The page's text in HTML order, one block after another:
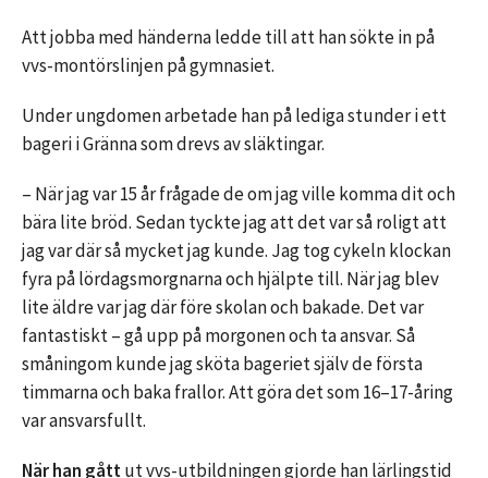
Att jobba med händerna ledde till att han sökte in på
vvs-montörslinjen på gymnasiet.
Under ungdomen arbetade han på lediga stunder i ett
bageri i Gränna som drevs av släktingar.
– När jag var 15 år frågade de om jag ville komma dit och
bära lite bröd. Sedan tyckte jag att det var så roligt att
jag var där så mycket jag kunde. Jag tog cykeln klockan
fyra på lördagsmorgnarna och hjälpte till. När jag blev
lite äldre var jag där före skolan och bakade. Det var
fantastiskt – gå upp på morgonen och ta ansvar. Så
småningom kunde jag sköta bageriet själv de första
timmarna och baka frallor. Att göra det som 16–17-åring
var ansvarsfullt.
När han gåttut vvs-utbildningen gjorde han lärlingstid